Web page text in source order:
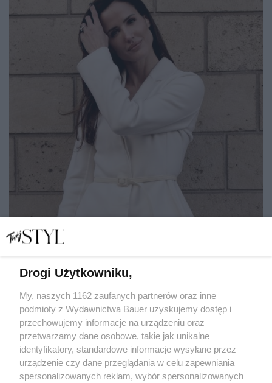
Wszystkie dają bardzo naturalny efekt!
DANUTA BYBROWSKA
MEDYCYNA ESTETYCZNA
Drogi Użytkowniku,
My, naszych 1162 zaufanych partnerów oraz inne
podmioty z Wydawnictwa Bauer uzyskujemy dostęp i
przechowujemy informacje na urządzeniu oraz
przetwarzamy dane osobowe, takie jak unikalne
identyfikatory, standardowe informacje wysyłane przez
urządzenie czy dane przeglądania w celu zapewniania
spersonalizowanych reklam, wybór spersonalizowanych